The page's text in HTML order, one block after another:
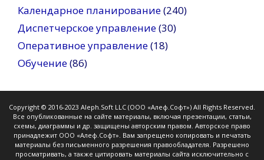
Календарное планирование(240)
Диспетчерское управление(30)
Оперативное управление(18)
Обучение(86)
Copyright © 2016-2023 Aleph.Soft LLC (ООО «Алеф.Софт») All Rights Reserved.
Все опубликованные на сайте материалы, включая презентации, статьи,
схемы, диаграммы и др. защищены авторским правом. Авторское право
принадлежит ООО «Алеф.Софт». Вам запрещено копировать и печатать
материалы без письменного разрешения правообладателя. Разрешено
просматривать, а также цитировать материалы сайта исключительно с